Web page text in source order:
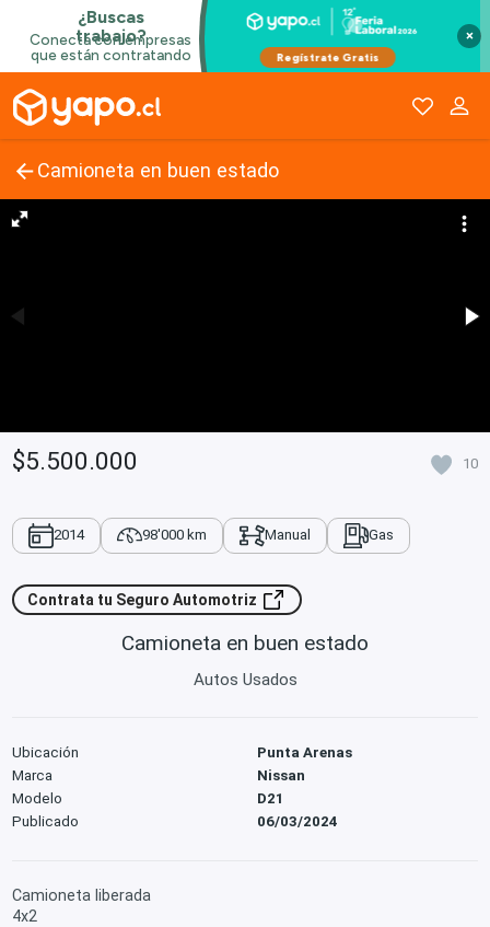
×
Camioneta en buen estado
$5.500.000 10
2014 98'000 km Manual Gas
Contrata tu Seguro Automotriz
Camioneta en buen estado
Autos Usados
Ubicación
Punta Arenas
Marca
Nissan
Modelo
D21
Publicado
06/03/2024
Camioneta liberada
4x2